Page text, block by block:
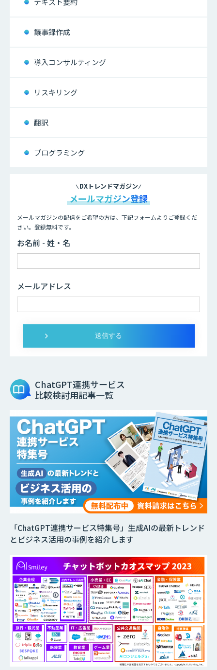
議事録作成
導入コンサルティング
リスキリング
翻訳
プログラミング
DXトレンドマガジン
メールマガジン登録
メールマガジンの配信をご希望の方は、下記フォームよりご登録くだ
さい。登録無料です。
お名前 - 姓・名
メールアドレス
ChatGPT連携サービス
比較検討用記事一覧
「ChatGPT連携サービス特集号」生成AIの最新トレンド
とビジネス活用の事例を紹介します